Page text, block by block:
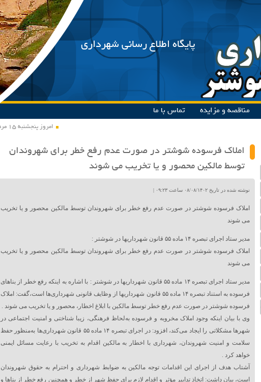
پایگاه اطلاع رسانی شهرداری
امروز پنجشنبه ۱۵ مرداد ۱۴۰۵
مناقصه و مزایده تماس با ما
املاک فرسوده شوشتر در صورت عدم رفع خطر برای شهروندان
توسط مالکین محصور و یا تخریب می شوند
نوشته شده در تاریخ ۰۸/۰۸/۱۴۰۲ ساعت ۰۹:۲۳ |
املاک فرسوده شوشتر در صورت عدم رفع خطر برای شهروندان توسط مالکین محصور و یا تخریب
می شوند
مدیر ستاد اجرای تبصره ۱۴ ماده ۵۵ قانون شهرداریها در شوشتر :
املاک فرسوده شوشتر در صورت عدم رفع خطر برای شهروندان توسط مالکین محصور و یا تخریب
می شوند
مدیر ستاد اجرای تبصره ۱۴ ماده ۵۵ قانون شهرداریها در شوشتر : با اشاره به اینکه رفع خطر از بناهای
فرسوده به استناد تبصره ۱۴ ماده ۵۵ قانون شهرداریها از وظایف قانونی شهرداری‌ها است،گفت: املاک
فرسوده شوشتر در صورت عدم رفع خطر توسط مالکین با ابلاغ اخطار، محصور و یا تخریب می شوند .
وی با بیان اینکه وجود املاک مخروبه و فرسوده به‌لحاظ فرهنگی، زیبا شناختی و امنیت اجتماعی در
شهرها مشکلاتی را ایجاد می‌کند، افزود: در اجرای تبصره ۱۴ ماده ۵۵ قانون شهرداری‌ها به‌منظور حفظ
سلامت و امنیت شهروندان، شهرداری با اخطار به مالکین اقدام به تخریب با رعایت مسائل ایمنی
خواهد کرد .
آشتاب هدف از اجرای این اقدامات توجه مالکین به ضوابط شهرداری و احترام به حقوق شهروندان
است، بیان داشت: اتخاذ تدابیر مؤثر و اقدام لازم برای حفظ شهر از خطر و همچنین رفع خطر از بناها و